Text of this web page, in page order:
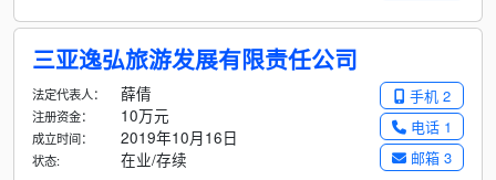
三亚逸弘旅游发展有限责任公司
手机 2
电话 1
邮箱 3
法定代表人： 薛倩
注册资金： 10万元
成立时间： 2019年10月16日
状态: 在业/存续